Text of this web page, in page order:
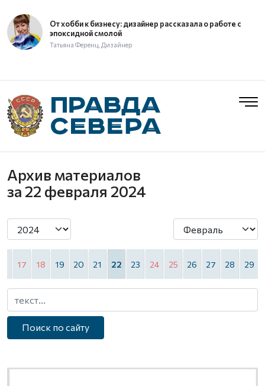
От хобби к бизнесу: дизайнер рассказала о работе с
эпоксидной смолой
Татьяна Ференц, Дизайнер
Архив материалов
за 22 февраля 2024
17 18 19 20 21 22 23 24 25 26 27 28 29
Поиск по сайту